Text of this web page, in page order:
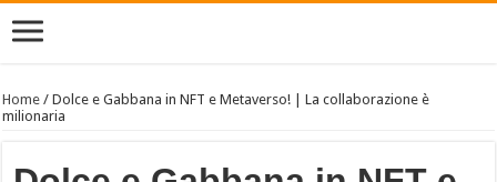
Home /Dolce e Gabbana in NFT e Metaverso! | La collaborazione è
milionaria